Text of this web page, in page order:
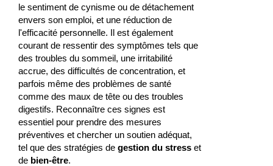
le sentiment de cynisme ou de détachement
envers son emploi, et une réduction de
l'efficacité personnelle. Il est également
courant de ressentir des symptômes tels que
des troubles du sommeil, une irritabilité
accrue, des difficultés de concentration, et
parfois même des problèmes de santé
comme des maux de tête ou des troubles
digestifs. Reconnaître ces signes est
essentiel pour prendre des mesures
préventives et chercher un soutien adéquat,
tel que des stratégies de gestion du stresset
de bien-être.